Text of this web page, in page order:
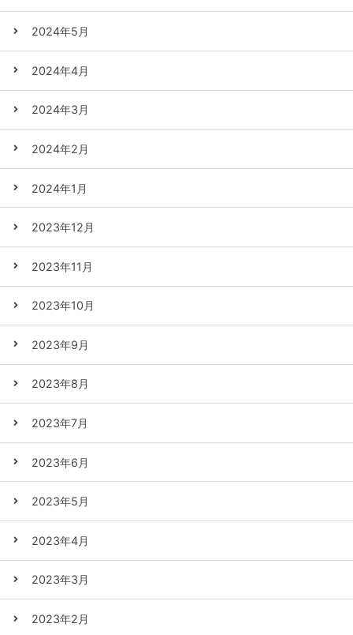
2024年5月
2024年4月
2024年3月
2024年2月
2024年1月
2023年12月
2023年11月
2023年10月
2023年9月
2023年8月
2023年7月
2023年6月
2023年5月
2023年4月
2023年3月
2023年2月